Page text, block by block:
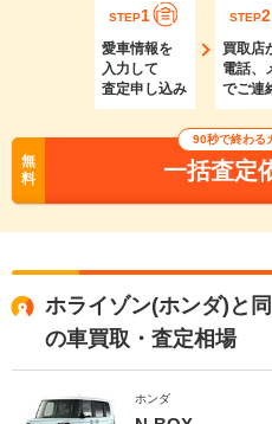
STEP1
愛車情報を
入力して
査定申し込み
STEP2
買取店
電話、
でご連
無
料
90秒で終わる
一括査定
ホライゾン(ホンダ)と
の車買取・査定相場
ホンダ